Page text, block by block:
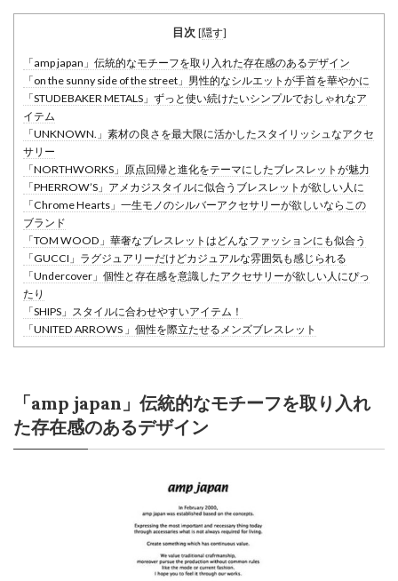
目次 [隠す]
「amp japan」伝統的なモチーフを取り入れた存在感のあるデザイン
「on the sunny side of the street」男性的なシルエットが手首を華やかに
「STUDEBAKER METALS」ずっと使い続けたいシンプルでおしゃれなア
イテム
「UNKNOWN.」素材の良さを最大限に活かしたスタイリッシュなアクセ
サリー
「NORTHWORKS」原点回帰と進化をテーマにしたブレスレットが魅力
「PHERROW’S」アメカジスタイルに似合うブレスレットが欲しい人に
「Chrome Hearts」一生モノのシルバーアクセサリーが欲しいならこの
ブランド
「TOM WOOD」華奢なブレスレットはどんなファッションにも似合う
「GUCCI」ラグジュアリーだけどカジュアルな雰囲気も感じられる
「Undercover」個性と存在感を意識したアクセサリーが欲しい人にぴっ
たり
「SHIPS」スタイルに合わせやすいアイテム！
「UNITED ARROWS 」個性を際立たせるメンズブレスレット
「amp japan」伝統的なモチーフを取り入れ
た存在感のあるデザイン